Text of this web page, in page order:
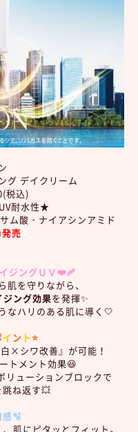
グ デイクリーム
税込)
耐水性★
ム酸・ナイアシンアミド
売
ジングＵＶ❤️‍🩹
肌を守りながら、
ジング効果を発揮✨
なハリのある肌に導く🤍
イ ン ト⭐
×シワ改善』が可能！
トメント効果😆
ューションブロックで
ね返す💥
🫧
肌にピタッとフィット。